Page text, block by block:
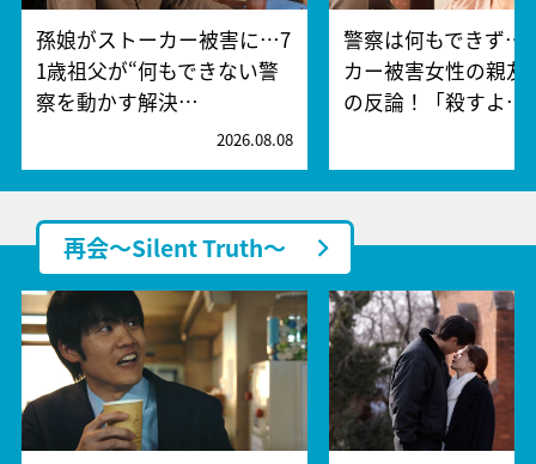
孫娘がストーカー被害に…7
1歳祖父が“何もできない警
察を動かす解決…
2026.08.08
警察は何もできず…
カー被害女性の親友
の反論！「殺すよ…
再会～Silent Truth～